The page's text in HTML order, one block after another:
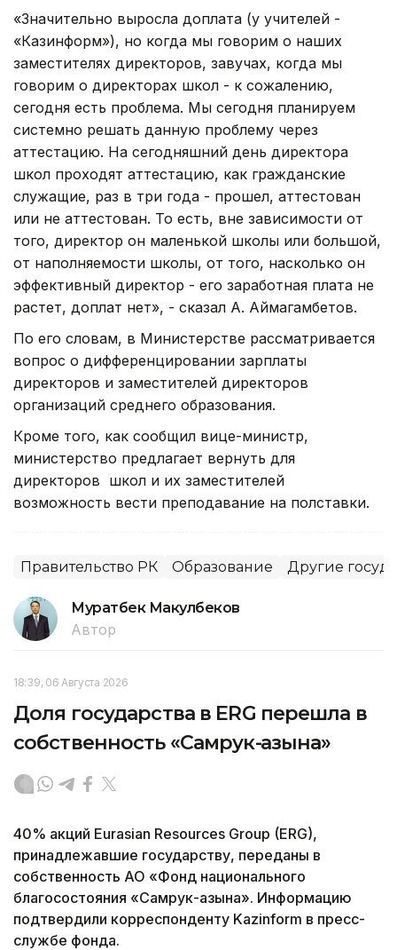
«Значительно выросла доплата (у учителей -
«Казинформ»), но когда мы говорим о наших
заместителях директоров, завучах, когда мы
говорим о директорах школ - к сожалению,
сегодня есть проблема. Мы сегодня планируем
системно решать данную проблему через
аттестацию. На сегодняшний день директора
школ проходят аттестацию, как гражданские
служащие, раз в три года - прошел, аттестован
или не аттестован. То есть, вне зависимости от
того, директор он маленькой школы или большой,
от наполняемости школы, от того, насколько он
эффективный директор - его заработная плата не
растет, доплат нет», - сказал А. Аймагамбетов.
По его словам, в Министерстве рассматривается
вопрос о дифференцировании зарплаты
директоров и заместителей директоров
организаций среднего образования.
Кроме того, как сообщил вице-министр,
министерство предлагает вернуть для
директоров школ и их заместителей
возможность вести преподавание на полставки.
Правительство РК Образование Другие
Муратбек Макулбеков
Автор
18:39, 06 Августа 2026
Доля государства в ERG перешла в
собственность «Самрук-Қазына»
40% акций Eurasian Resources Group (ERG),
принадлежавшие государству, переданы в
собственность АО «Фонд национального
благосостояния «Самрук-Қазына». Информацию
подтвердили корреспонденту Kazinform в пресс-
службе фонда.